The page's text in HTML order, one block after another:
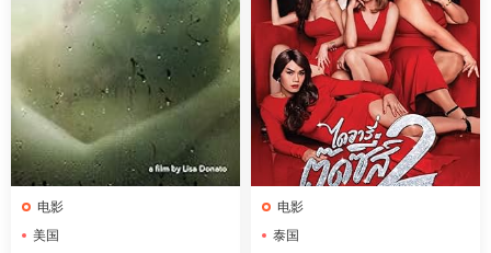
电影
美国
电影
泰国